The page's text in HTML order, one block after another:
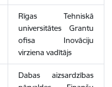
Rīgas Tehniskā
universitātes Grantu
ofisa Inovāciju
virziena vadītājs
Dabas aizsardzības